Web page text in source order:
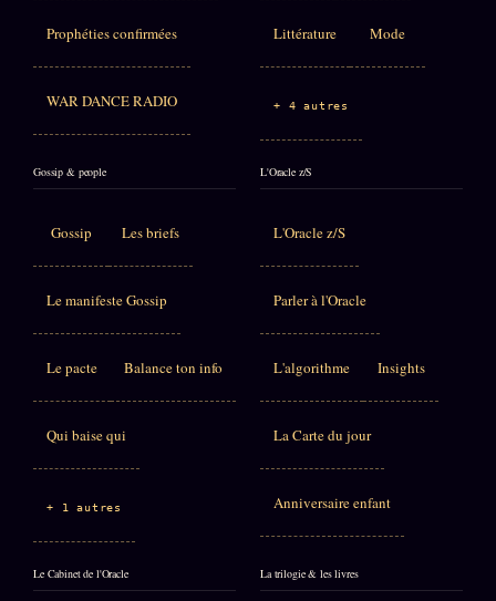
Prophéties confirmées
WAR DANCE RADIO
Littérature Mode
+ 4 autres
Gossip & people
Gossip Les briefs
Le manifeste Gossip
Le pacte Balance ton info
Qui baise qui
+ 1 autres
L'Oracle z/S
L'Oracle z/S
Parler à l'Oracle
L'algorithme Insights
La Carte du jour
Anniversaire enfant
Le Cabinet de l'Oracle La trilogie & les livres